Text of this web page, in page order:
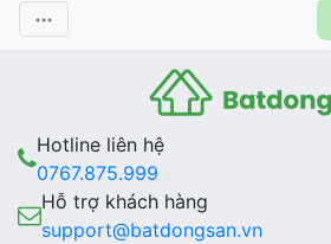
Hotline liên hệ
0767.875.999
Hỗ trợ khách hàng
support@batdongsan.vn